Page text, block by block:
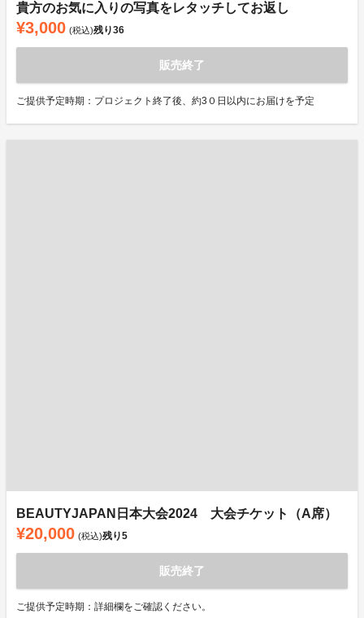
貴方のお気に入りの写真をレタッチしてお返し
¥3,000 (税込)残り36
販売終了
ご提供予定時期：プロジェクト終了後、約3０日以内にお届けを予定
BEAUTYJAPAN日本大会2024 大会チケット（A席）
¥20,000 (税込)残り5
販売終了
ご提供予定時期：詳細欄をご確認ください。